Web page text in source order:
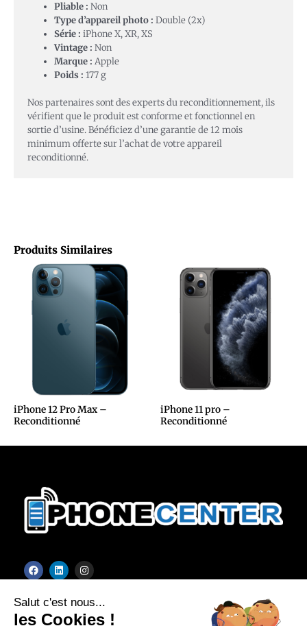
Produits Similaires
iPhone 12 Pro Max –
Reconditionné
iPhone 11 pro –
Reconditionné
Pliable : Non
Type d’appareil photo : Double (2x)
Série : iPhone X, XR, XS
Vintage : Non
Marque : Apple
Poids : 177 g
Nos partenaires sont des experts du reconditionnement, ils
vérifient que le produit est conforme et fonctionnel en
sortie d’usine. Bénéficiez d’une garantie de 12 mois
minimum offerte sur l’achat de votre appareil
reconditionné.
F
a
b
o
L
i
e
i
I
n
a
g
Salut c'est nous...
les Cookies !